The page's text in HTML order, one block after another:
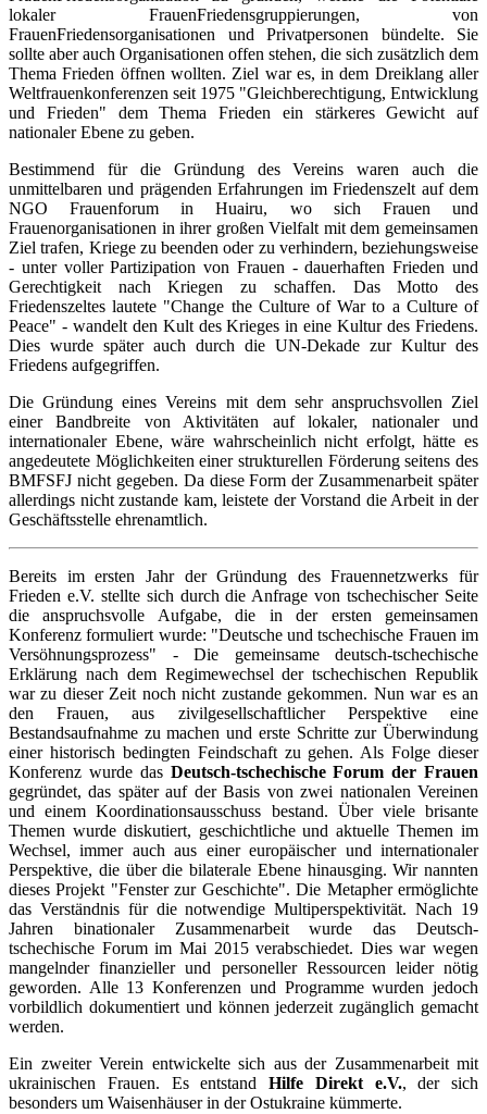
lokaler FrauenFriedensgruppierungen, von
FrauenFriedensorganisationen und Privatpersonen bündelte. Sie
sollte aber auch Organisationen offen stehen, die sich zusätzlich dem
Thema Frieden öffnen wollten. Ziel war es, in dem Dreiklang aller
Weltfrauenkonferenzen seit 1975 "Gleichberechtigung, Entwicklung
und Frieden" dem Thema Frieden ein stärkeres Gewicht auf
nationaler Ebene zu geben.
Bestimmend für die Gründung des Vereins waren auch die
unmittelbaren und prägenden Erfahrungen im Friedenszelt auf dem
NGO Frauenforum in Huairu, wo sich Frauen und
Frauenorganisationen in ihrer großen Vielfalt mit dem gemeinsamen
Ziel trafen, Kriege zu beenden oder zu verhindern, beziehungsweise
- unter voller Partizipation von Frauen - dauerhaften Frieden und
Gerechtigkeit nach Kriegen zu schaffen. Das Motto des
Friedenszeltes lautete "Change the Culture of War to a Culture of
Peace" - wandelt den Kult des Krieges in eine Kultur des Friedens.
Dies wurde später auch durch die UN-Dekade zur Kultur des
Friedens aufgegriffen.
Die Gründung eines Vereins mit dem sehr anspruchsvollen Ziel
einer Bandbreite von Aktivitäten auf lokaler, nationaler und
internationaler Ebene, wäre wahrscheinlich nicht erfolgt, hätte es
angedeutete Möglichkeiten einer strukturellen Förderung seitens des
BMFSFJ nicht gegeben. Da diese Form der Zusammenarbeit später
allerdings nicht zustande kam, leistete der Vorstand die Arbeit in der
Geschäftsstelle ehrenamtlich.
Bereits im ersten Jahr der Gründung des Frauennetzwerks für
Frieden e.V. stellte sich durch die Anfrage von tschechischer Seite
die anspruchsvolle Aufgabe, die in der ersten gemeinsamen
Konferenz formuliert wurde: "Deutsche und tschechische Frauen im
Versöhnungsprozess" - Die gemeinsame deutsch-tschechische
Erklärung nach dem Regimewechsel der tschechischen Republik
war zu dieser Zeit noch nicht zustande gekommen. Nun war es an
den Frauen, aus zivilgesellschaftlicher Perspektive eine
Bestandsaufnahme zu machen und erste Schritte zur Überwindung
einer historisch bedingten Feindschaft zu gehen. Als Folge dieser
Konferenz wurde das Deutsch-tschechische Forum der Frauen
gegründet, das später auf der Basis von zwei nationalen Vereinen
und einem Koordinationsausschuss bestand. Über viele brisante
Themen wurde diskutiert, geschichtliche und aktuelle Themen im
Wechsel, immer auch aus einer europäischer und internationaler
Perspektive, die über die bilaterale Ebene hinausging. Wir nannten
dieses Projekt "Fenster zur Geschichte". Die Metapher ermöglichte
das Verständnis für die notwendige Multiperspektivität. Nach 19
Jahren binationaler Zusammenarbeit wurde das Deutsch-
tschechische Forum im Mai 2015 verabschiedet. Dies war wegen
mangelnder finanzieller und personeller Ressourcen leider nötig
geworden. Alle 13 Konferenzen und Programme wurden jedoch
vorbildlich dokumentiert und können jederzeit zugänglich gemacht
werden.
Ein zweiter Verein entwickelte sich aus der Zusammenarbeit mit
ukrainischen Frauen. Es entstand Hilfe Direkt e.V., der sich
besonders um Waisenhäuser in der Ostukraine kümmerte.